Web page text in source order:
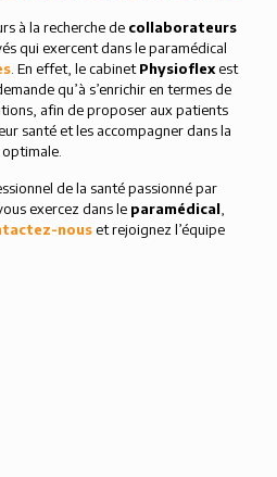
à la recherche de collaborateurs
qui exercent dans le paramédical
. En effet, le cabinetPhysioflexest
qu’à s’enrichir en termes de
afin de proposer aux patients
santé et les accompagner dans la
de la santé passionné par
exercez dans le paramédical
nouset rejoignez l’équipe